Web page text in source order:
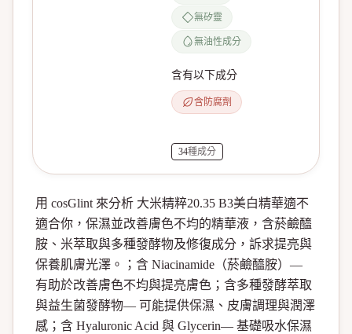
無矽靈
無油性成分
含有以下成分
含防腐劑
34種成分
用 cosGlint 來分析 大米精粹20.35 B3美白精華適不
適合你，保濕並改善膚色不均的精華液，含菸鹼醯
胺、米萃取與多種發酵物及修復成分，訴求提亮與
保養肌膚光澤。；含 Niacinamide（菸鹼醯胺）—
有助於改善膚色不均與提亮膚色；含多種發酵萃取
與益生菌發酵物— 可能提供保濕、皮膚調理與潤澤
感；含 Hyaluronic Acid 與 Glycerin— 基礎吸水保濕